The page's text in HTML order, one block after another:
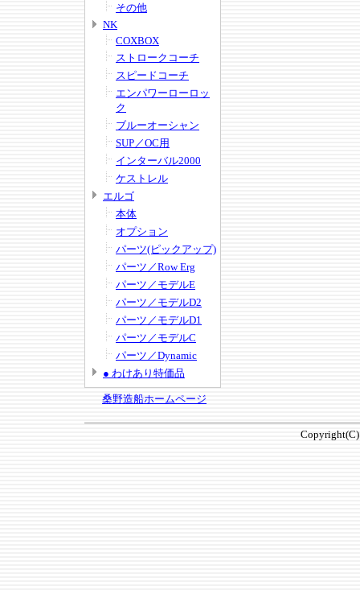
その他
NK
COXBOX
ストロークコーチ
スピードコーチ
エンパワーローロッ
ク
ブルーオーシャン
SUP／OC用
インターバル2000
ケストレル
エルゴ
本体
オプション
パーツ(ピックアップ)
パーツ／Row Erg
パーツ／モデルE
パーツ／モデルD2
パーツ／モデルD1
パーツ／モデルC
パーツ／Dynamic
● わけあり特価品
桑野造船ホームページ